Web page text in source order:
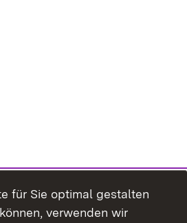
für Sie optimal gestalten
verwenden wir